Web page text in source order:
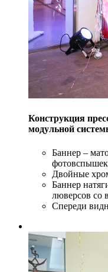
Конструкция
модульной
Баннер –
фотовспышек
Двойные
Баннер
люверсов со
Спереди